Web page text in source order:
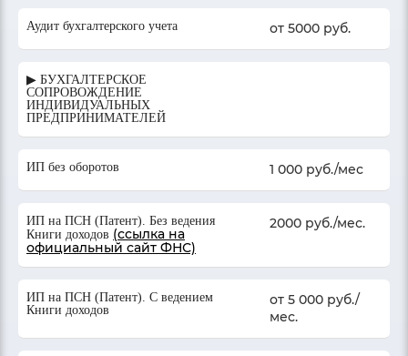
Аудит бухгалтерского учета от 5000 руб.
▶ БУХГАЛТЕРСКОЕ
СОПРОВОЖДЕНИЕ
ИНДИВИДУАЛЬНЫХ
ПРЕДПРИНИМАТЕЛЕЙ
ИП без оборотов 1 000 руб./мес
ИП на ПСН (Патент). Без ведения
Книги доходов (ссылка на
официальный сайт ФНС)
2000 руб./мес.
ИП на ПСН (Патент). С ведением
Книги доходов
от 5 000 руб./
мес.